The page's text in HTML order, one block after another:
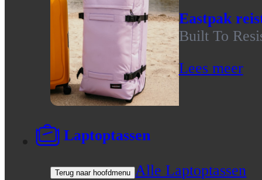
Eastpak
Built To
Lees meer
Laptoptassen
Terug naar hoofdmenu Alle Laptoptassen